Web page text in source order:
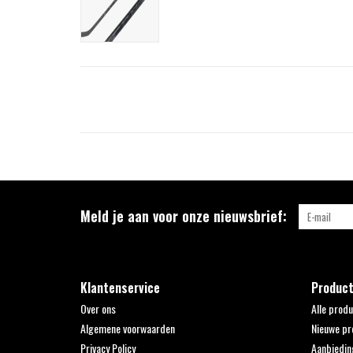
Meld je aan voor onze nieuwsbrief:
Klantenservice
Over ons
Algemene voorwaarden
Privacy Policy
Alle
Nieuwe